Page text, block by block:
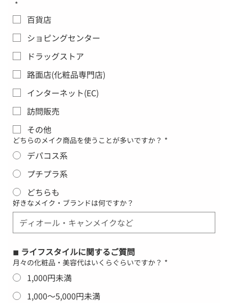
*
百貨店
ショピングセンター
ドラッグストア
路面店(化粧品専門店)
インターネット(EC)
訪問販売
その他
どちらのメイク商品を使うことが多いですか？ *
デパコス系
プチプラ系
どちらも
好きなメイク・ブランドは何ですか？
◾︎ ライフスタイルに関するご質問
月々の化粧品・美容代はいくらぐらいですか？ *
1,000円未満
1,000〜5,000円未満